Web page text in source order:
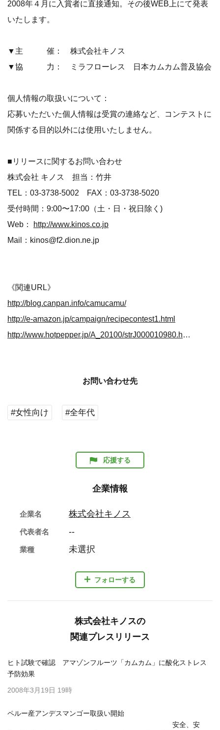
2008年４月に入賞者に直接通知。その後WEB上にて発表
いたします。
▼主 催： 株式会社キノス
▼協 力： ミラフローレス 日本カムカム普及協会
個人情報の取扱いについて：
応募いただいた個人情報は受賞の連絡など、コンテストに
関係する目的以外には使用いたしません。
■リリースに関するお問い合わせ
株式会社 キノス 担当：竹井
TEL：03-3738-5002 FAX：03-3738-5020
受付時間：9:00〜17:00（土・日・祝日除く)
Web： http://www.kinos.co.jp
Mail：kinos@f2.dion.ne.jp
《関連URL》
http://blog.canpan.info/camucamu/
http://e-amazon.jp/campaign/recipecontest1.html
http://www.hotpepper.jp/A_20100/strJ000010980.html
お問い合わせ先
#女性向け #全年代
応援する
企業情報
フォローする
企業名 株式会社キノス
代表者名 --
業種 未選択
株式会社キノスの
関連プレスリリース
ヒト試験で確認 アマゾンフルーツ「カムカム」に酸化ストレス
予防効果
2008年3月19日 19時
ペルー産アンデスマンゴー取扱い開始
安全、安